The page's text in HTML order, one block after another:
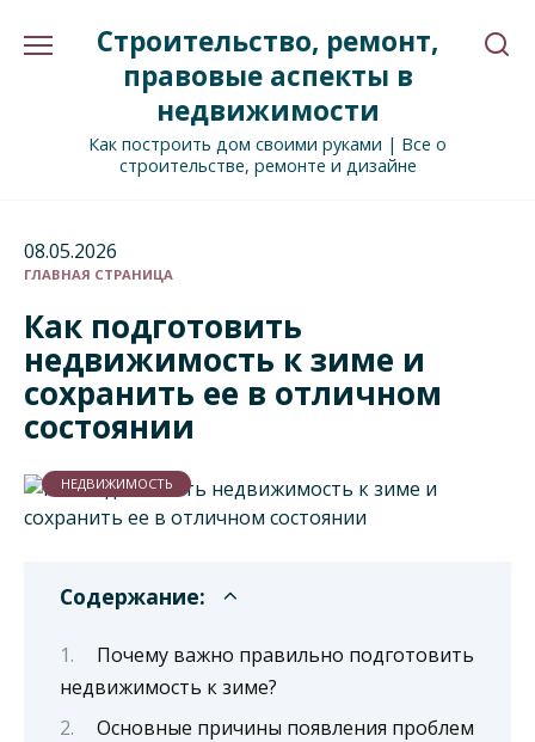
Строительство, ремонт,
правовые аспекты в
недвижимости
Как построить дом своими руками | Все о
строительстве, ремонте и дизайне
08.05.2026
ГЛАВНАЯ СТРАНИЦА
Как подготовить
недвижимость к зиме и
сохранить ее в отличном
состоянии
НЕДВИЖИМОСТЬ
Содержание:
Почему важно правильно подготовить
недвижимость к зиме?
Основные причины появления проблем